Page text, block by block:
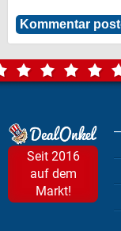
Seit 2016
auf dem
Markt!